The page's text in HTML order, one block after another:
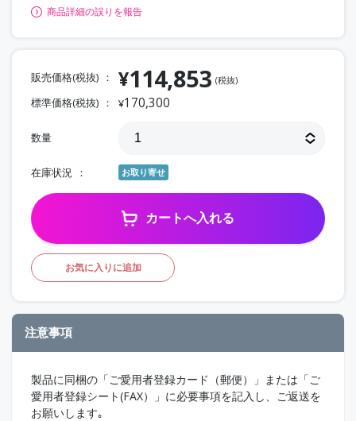
商品詳細の誤りを報告
販売価格(税抜) ¥114,853 (税抜)
標準価格(税抜) ¥170,300
数量
在庫状況 お取り寄せ
カートへ入れる
お気に入りに追加
注意事項
製品に同梱の「ご愛用者登録カード（郵便）」または「ご
愛用者登録シート(FAX）」に必要事項を記入し、ご返送を
お願いします｡